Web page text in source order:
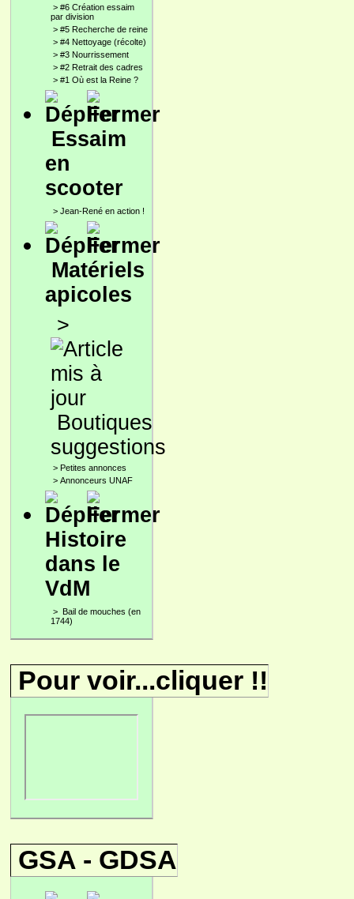
> #6 Création essaim
par division
> #5 Recherche de reine
> #4 Nettoyage (récolte)
> #3 Nourrissement
> #2 Retrait des cadres
> #1 Où est la Reine ?
Essaim
en
scooter
> Jean-René en action !
Matériels
apicoles
>
Boutiques
suggestions
> Petites annonces
> Annonceurs UNAF
Histoire
dans le
VdM
> Bail de mouches (en
1744)
Pour voir...cliquer !!
GSA - GDSA